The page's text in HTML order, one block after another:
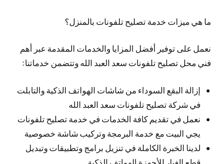
ما هي ميزات خدمة تصليح تلفونات بالمنزل؟
نعمل على توفير أفضل المزايا والخدمات المقدمة عبر أهم
فني محل تصليح تلفونات سعد العبد الله وتتضمن خدماتنا:
إزالة البقع السوداء من شاشات الهواتف الذكية والتابلت
في شركة تصليح تلفونات سعد العبد الله
نعمل في تقديم كافة الخدمات في خدمة تصليح تلفونات
يجي البيت مع خدمة البرمجة وتركيب شاشة خصوصية
لدينا الخبرة الكاملة في تنزيل برامج وتطبيقات وتبديل
قطع الغيار للأجهزة الهواتف الذكية